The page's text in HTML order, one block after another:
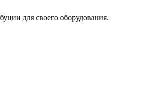
для своего оборудования.